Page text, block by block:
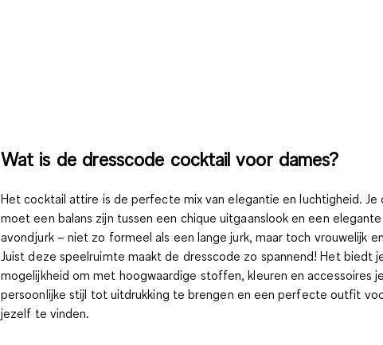
Wat is de dresscode cocktail voor dames?
Het cocktail attire is de perfecte mix van elegantie en luchtigheid.
moet een balans zijn tussen een chique uitgaanslook en een elegante
avondjurk– niet zo formeel als een lange jurk, maar toch vrouwelijk
Juist deze speelruimte maakt de dresscode zo spannend! Het biedt
mogelijkheid om met hoogwaardige stoffen, kleuren en accessoires
persoonlijke stijl tot uitdrukking te brengen en een perfecte outfit
jezelf te vinden.